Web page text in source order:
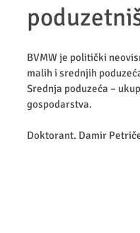
BVMW je politički
malih i srednjih
Srednja poduzeća –
gospodarstva.
Doktorant. Damir